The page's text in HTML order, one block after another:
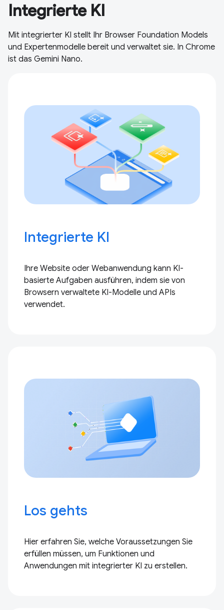
Integrierte KI
Mit integrierter KI stellt Ihr Browser Foundation Models
und Expertenmodelle bereit und verwaltet sie. In Chrome
ist das Gemini Nano.
Integrierte KI
Ihre Website oder Webanwendung kann KI-
basierte Aufgaben ausführen, indem sie von
Browsern verwaltete KI-Modelle und APIs
verwendet.
Los gehts
Hier erfahren Sie, welche Voraussetzungen Sie
erfüllen müssen, um Funktionen und
Anwendungen mit integrierter KI zu erstellen.